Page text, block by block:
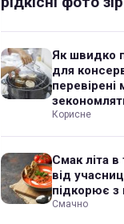
Як швидко
для
перевірені
Корисне
Смак літа в
від
підкорює з
Смачно